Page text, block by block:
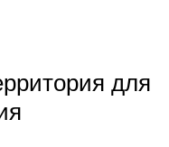
для